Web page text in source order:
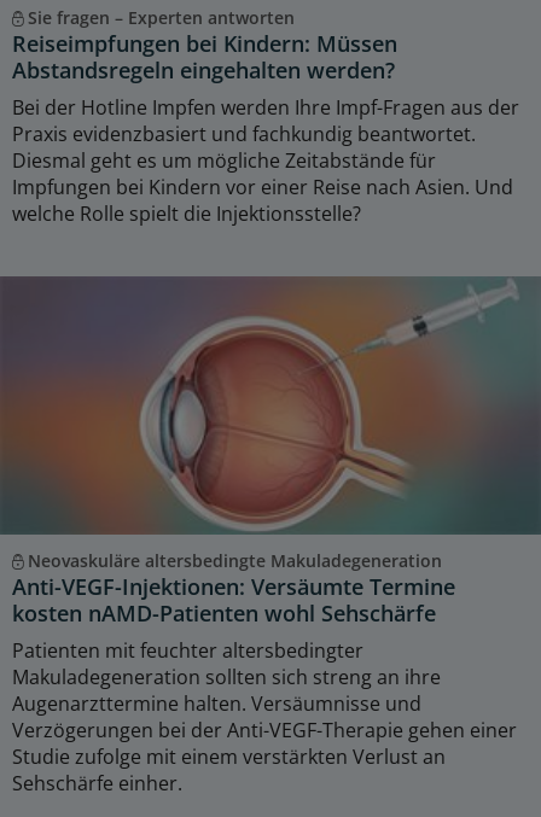
Sie fragen – Experten antworten
Reiseimpfungen bei Kindern: Müssen
Abstandsregeln eingehalten werden?
Bei der Hotline Impfen werden Ihre Impf-Fragen aus der
Praxis evidenzbasiert und fachkundig beantwortet.
Diesmal geht es um mögliche Zeitabstände für
Impfungen bei Kindern vor einer Reise nach Asien. Und
welche Rolle spielt die Injektionsstelle?
Neovaskuläre altersbedingte Makuladegeneration
Anti-VEGF-Injektionen: Versäumte Termine
kosten nAMD-Patienten wohl Sehschärfe
Patienten mit feuchter altersbedingter
Makuladegeneration sollten sich streng an ihre
Augenarzttermine halten. Versäumnisse und
Verzögerungen bei der Anti-VEGF-Therapie gehen einer
Studie zufolge mit einem verstärkten Verlust an
Sehschärfe einher.